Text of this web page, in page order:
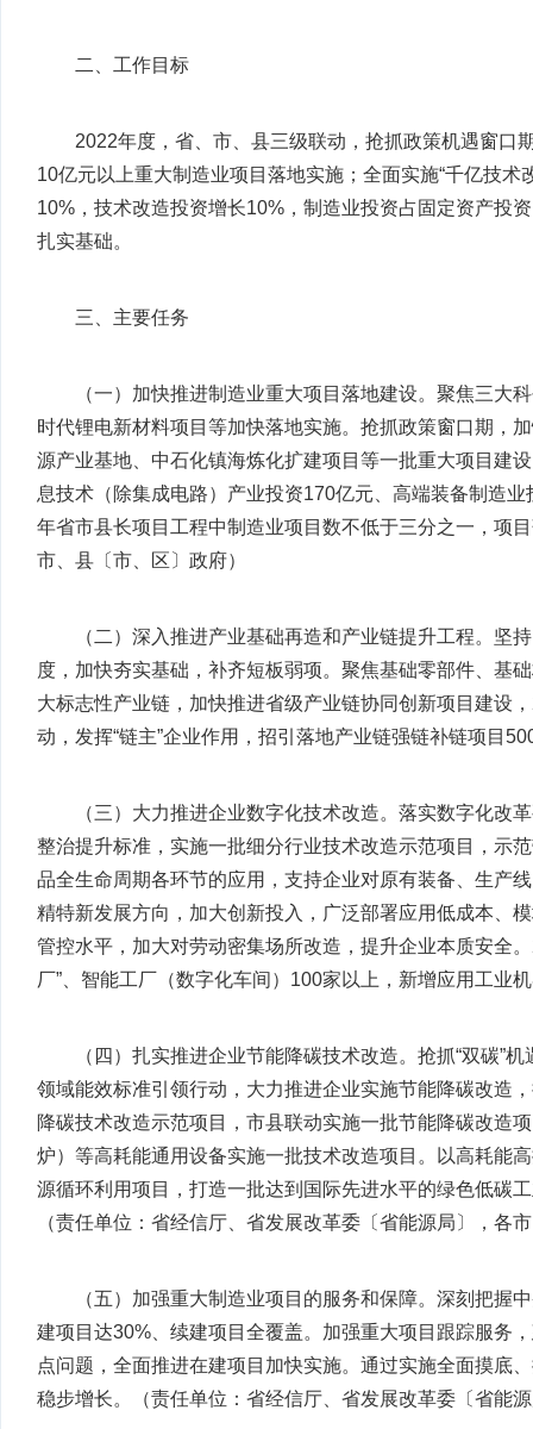
二、工作目标
2022年度，省、市、县三级联动，抢抓政策机遇窗口
10亿元以上重大制造业项目落地实施；全面实施“千亿技
10%，技术改造投资增长10%，制造业投资占固定资产投
扎实基础。
三、主要任务
（一）加快推进制造业重大项目落地建设。聚焦三大
时代锂电新材料项目等加快落地实施。抢抓政策窗口期，
源产业基地、中石化镇海炼化扩建项目等一批重大项目建
息技术（除集成电路）产业投资170亿元、高端装备制造
年省市县长项目工程中制造业项目数不低于三分之一，项
市、县〔市、区〕政府）
（二）深入推进产业基础再造和产业链提升工程。
度，加快夯实基础，补齐短板弱项。聚焦基础零部件、基
大标志性产业链，加快推进省级产业链协同创新项目建设
动，发挥“链主”企业作用，招引落地产业链强链补链项目
（三）大力推进企业数字化技术改造。落实数字化
整治提升标准，实施一批细分行业技术改造示范项目，示
品全生命周期各环节的应用，支持企业对原有装备、生产
精特新发展方向，加大创新投入，广泛部署应用低成本、
管控水平，加大对劳动密集场所改造，提升企业本质安全
厂”、智能工厂（数字化车间）100家以上，新增应用工业
（四）扎实推进企业节能降碳技术改造。抢抓“双碳”
领域能效标准引领行动，大力推进企业实施节能降碳改造
降碳技术改造示范项目，市县联动实施一批节能降碳改造
炉）等高耗能通用设备实施一批技术改造项目。以高耗能
源循环利用项目，打造一批达到国际先进水平的绿色低碳
（责任单位：省经信厅、省发展改革委〔省能源局〕，各
（五）加强重大制造业项目的服务和保障。深刻把握
建项目达30%、续建项目全覆盖。加强重大项目跟踪服务
点问题，全面推进在建项目加快实施。通过实施全面摸底
稳步增长。（责任单位：省经信厅、省发展改革委〔省能